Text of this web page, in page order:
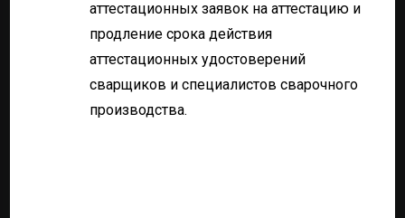
аттестационных заявок на аттестацию и
продление срока действия
аттестационных удостоверений
сварщиков и специалистов сварочного
производства.